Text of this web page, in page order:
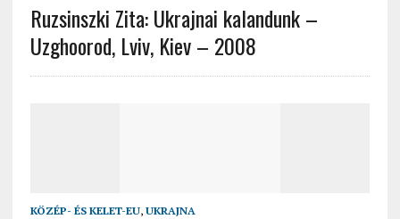
Ruzsinszki Zita: Ukrajnai kalandunk –
Uzghoorod, Lviv, Kiev – 2008
KÖZÉP- ÉS KELET-EU, UKRAJNA